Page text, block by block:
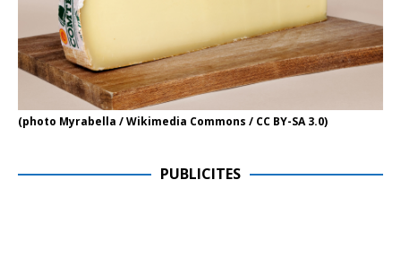
(photo Myrabella / Wikimedia Commons / CC BY-SA 3.0)
PUBLICITES